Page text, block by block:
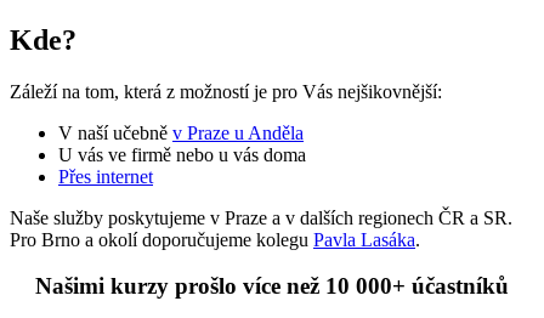
Kde?
Záleží na tom, která z možností je pro Vás nejšikovnější:
V naší učebně v Praze u Anděla
U vás ve firmě nebo u vás doma
Přes internet
Naše služby poskytujeme v Praze a v dalších regionech ČR a SR.
Pro Brno a okolí doporučujeme kolegu Pavla Lasáka.
Našimi kurzy prošlo více než 10 000+ účastníků